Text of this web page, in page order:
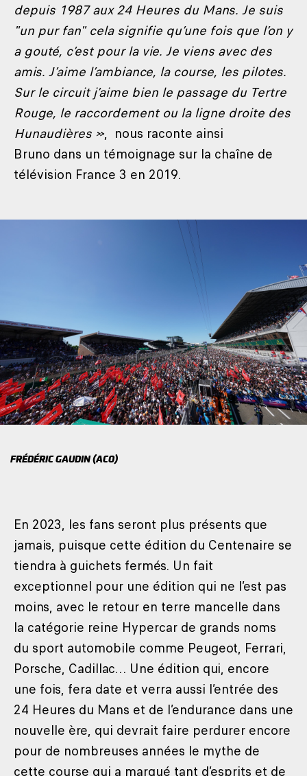
depuis 1987 aux 24 Heures du Mans. Je suis
"un pur fan" cela signifie qu’une fois que l’on y
a gouté, c’est pour la vie. Je viens avec des
amis. J’aime l’ambiance, la course, les pilotes.
Sur le circuit j’aime bien le passage du Tertre
Rouge, le raccordement ou la ligne droite des
Hunaudières », nous raconte ainsi
Bruno dans un témoignage sur la chaîne de
télévision France 3 en 2019.
FRÉDÉRIC GAUDIN (ACO)
En 2023, les fans seront plus présents que
jamais, puisque cette édition du Centenaire se
tiendra à guichets fermés. Un fait
exceptionnel pour une édition qui ne l’est pas
moins, avec le retour en terre mancelle dans
la catégorie reine Hypercar de grands noms
du sport automobile comme Peugeot, Ferrari,
Porsche, Cadillac… Une édition qui, encore
une fois, fera date et verra aussi l’entrée des
24 Heures du Mans et de l’endurance dans une
nouvelle ère, qui devrait faire perdurer encore
pour de nombreuses années le mythe de
cette course qui a marqué tant d’esprits et de